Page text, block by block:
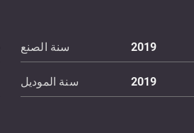
سنة الصنع 2019
سنة الموديل 2019